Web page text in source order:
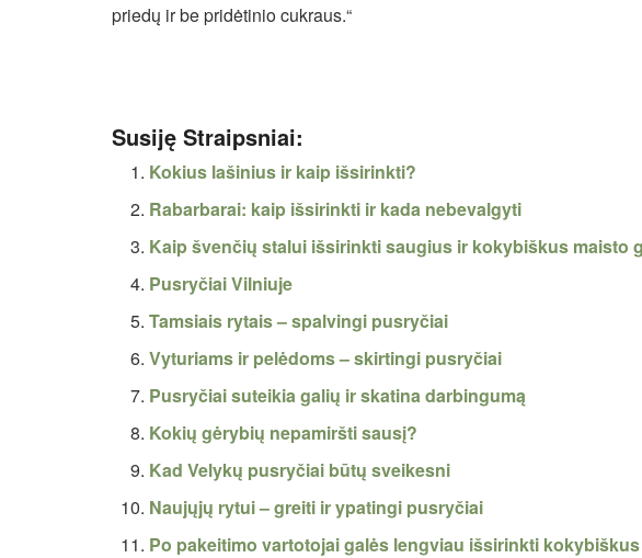
priedų ir be pridėtinio cukraus.“
Susiję Straipsniai:
Kokius lašinius ir kaip išsirinkti?
Rabarbarai: kaip išsirinkti ir kada nebevalgyti
Kaip švenčių stalui išsirinkti saugius ir kokybiškus maisto
Pusryčiai Vilniuje
Tamsiais rytais – spalvingi pusryčiai
Vyturiams ir pelėdoms – skirtingi pusryčiai
Pusryčiai suteikia galių ir skatina darbingumą
Kokių gėrybių nepamiršti sausį?
Kad Velykų pusryčiai būtų sveikesni
Naujųjų rytui – greiti ir ypatingi pusryčiai
Po pakeitimo vartotojai galės lengviau išsirinkti